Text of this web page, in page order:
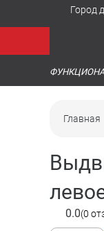
Город
Главная
0.0(0